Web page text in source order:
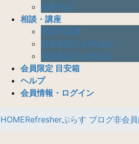
推薦作品
相談・講座
開講中講座
対面相談のお申込み
電話相談のお申込み
会員限定 目安箱
ヘルプ
会員情報・ログイン
HOMERefresherぷらす ブログ非会